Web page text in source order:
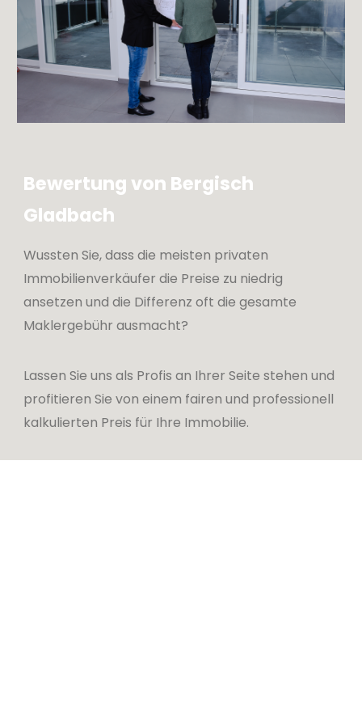
Bewertung von Bergisch
Gladbach
Wussten Sie, dass die meisten privaten
Immobilienverkäufer die Preise zu niedrig
ansetzen und die Differenz oft die gesamte
Maklergebühr ausmacht?
Lassen Sie uns als Profis an Ihrer Seite stehen und
profitieren Sie von einem fairen und professionell
kalkulierten Preis für Ihre Immobilie.